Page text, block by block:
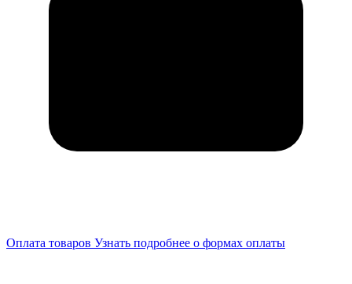
Оплата товаров Узнать подробнее о формах оплаты